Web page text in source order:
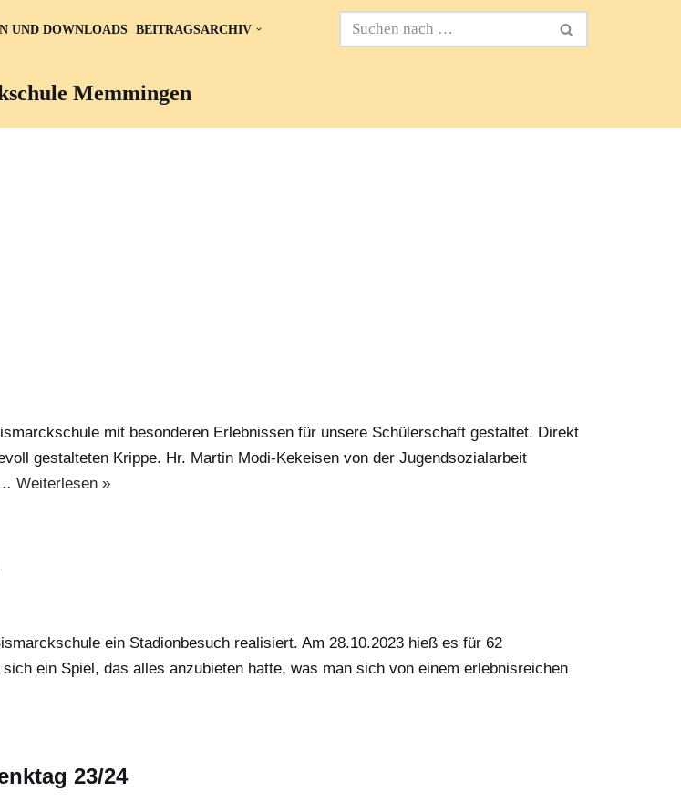
UND DOWNLOADS BEITRAGSARCHIV
Memmingen
mit besonderen Erlebnissen für unsere Schülerschaft gestaltet. Direkt
gestalteten Krippe. Hr. Martin Modi-Kekeisen von der Jugendsozialarbeit
Weiterlesen »
ein Stadionbesuch realisiert. Am 28.10.2023 hieß es für 62
ein Spiel, das alles anzubieten hatte, was man sich von einem erlebnisreichen
23/24